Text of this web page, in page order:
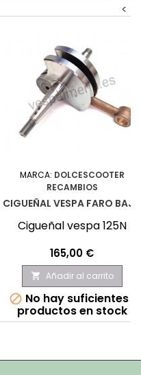
<
MARCA: DOLCESCOOTER
RECAMBIOS
CIGUEÑAL VESPA FARO BAJO
Cigueñal vespa 125N
Precio
165,00 €
 Añadir al carrito
 No hay suficientes
productos en stock